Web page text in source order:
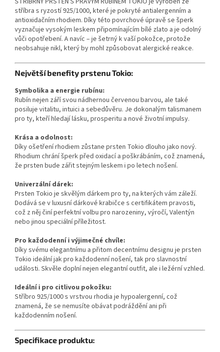
stříbra s ryzostí 925/1000, které je pokryté antialergenním a
antioxidačním rhodiem. Díky této povrchové úpravě se šperk
vyznačuje vysokým leskem připomínajícím bílé zlato a je odolný
vůči opotřebení. A navíc – je šetrný k vaší pokožce, protože
neobsahuje nikl, který by mohl způsobovat alergické reakce.
Největší benefity prstenu Tokio:
Symbolika a energie rubínu:
Rubín nejen září svou nádhernou červenou barvou, ale také
posiluje vitalitu, intuici a sebedůvěru. Je dokonalým talismanem
pro ty, kteří hledají lásku, prosperitu a nové životní impulsy.
Krása a odolnost:
Díky ošetření rhodiem zůstane prsten Tokio dlouho jako nový.
Rhodium chrání šperk před oxidací a poškrábáním, což znamená,
že prsten bude zářit stejným leskem i po letech nošení.
Univerzální dárek:
Prsten Tokio je skvělým dárkem pro ty, na kterých vám záleží.
Dodává se v luxusní dárkové krabičce s certifikátem pravosti,
což z něj činí perfektní volbu pro narozeniny, výročí, Valentýn
nebo jinou speciální příležitost.
Pro každodenní i výjimečné chvíle:
Díky svému elegantnímu a přitom decentnímu designu je prsten
Tokio ideální jak pro každodenní nošení, tak pro slavnostní
události. Skvěle doplní nejen elegantní outfit, ale i ležérní vzhled.
Ideální i pro citlivou pokožku:
Stříbro 925/1000 s vrstvou rhodia je hypoalergenní, což
znamená, že se nemusíte obávat podráždění ani při
každodenním nošení.
Specifikace produktu: